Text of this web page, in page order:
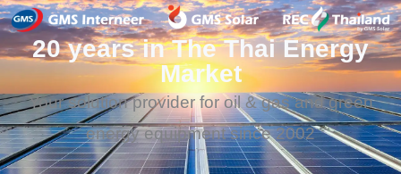
20 years in The Thai Energy
Market
Your solution provider for oil & gas and green
energy equipment since 2002